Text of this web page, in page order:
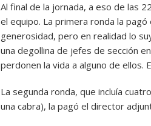
Al final de la jornada, a eso de las
el equipo. La primera ronda la
generosidad, pero en realidad lo
una degollina de jefes de sección
perdonen la vida a alguno de ellos.
La segunda ronda, que incluía
una cabra), la pagó el director